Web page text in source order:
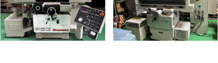
形 式PSG-52DX
年 1997
形 式JF-420N
年 式2006